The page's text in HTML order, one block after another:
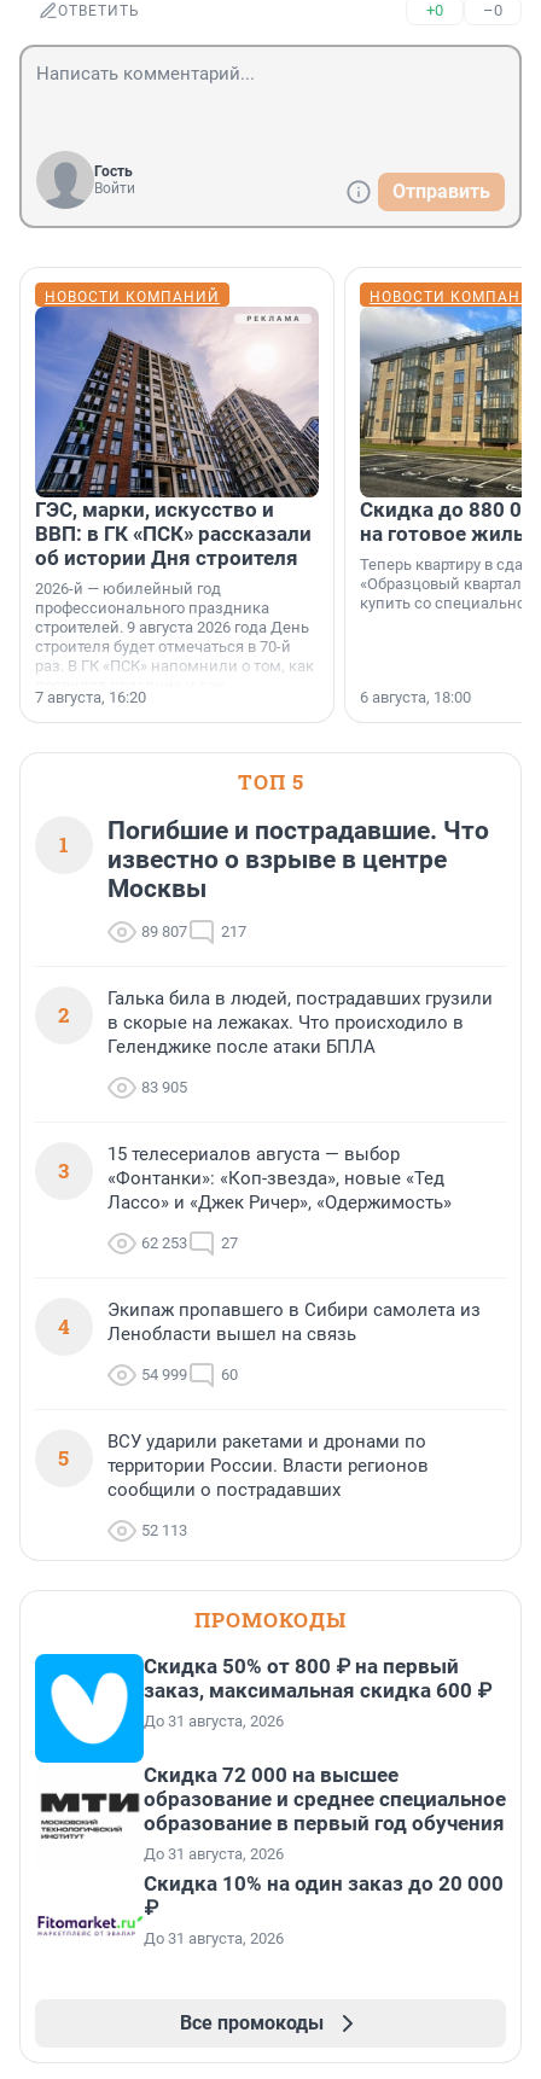
ОТВЕТИТЬ +0 –0
Гость
Войти
Отправить
НОВОСТИ КОМПАНИЙ
ГЭС, марки, искусство и
ВВП: в ГК «ПСК» рассказали
об истории Дня строителя
2026-й — юбилейный год
профессионального праздника
строителей. 9 августа 2026 года День
строителя будет отмечаться в 70-й
раз. В ГК «ПСК» напомнили о том, как
поменялась роль строительства.
7 августа, 16:20
НОВОСТИ
Скидка до 880
на готовое
Теперь квартиру в
«Образцовый квартал
купить со специальной
6 августа, 18:00
ТОП 5
1
Погибшие и пострадавшие. Что
известно о взрыве в центре
Москвы
89 807 217
2
Галька била в людей, пострадавших грузили
в скорые на лежаках. Что происходило в
Геленджике после атаки БПЛА
83 905
3
15 телесериалов августа — выбор
«Фонтанки»: «Коп-звезда», новые «Тед
Лассо» и «Джек Ричер», «Одержимость»
62 253 27
4
Экипаж пропавшего в Сибири самолета из
Ленобласти вышел на связь
54 999 60
5
ВСУ ударили ракетами и дронами по
территории России. Власти регионов
сообщили о пострадавших
52 113
ПРОМОКОДЫ
Скидка 50% от 800 ₽ на первый
заказ, максимальная скидка 600 ₽
До 31 августа, 2026
Скидка 72 000 на высшее
образование и среднее специальное
образование в первый год обучения
До 31 августа, 2026
Скидка 10% на один заказ до 20 000
₽
До 31 августа, 2026
Все промокоды